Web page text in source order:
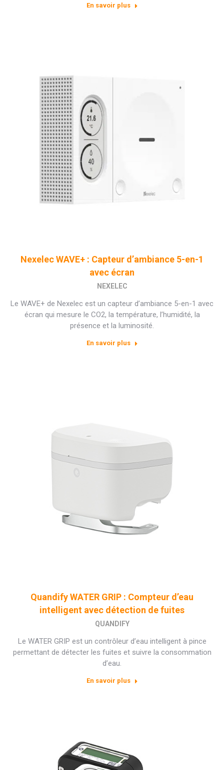
En savoir plus
Nexelec WAVE+ : Capteur d’ambiance 5-en-1
avec écran
NEXELEC
Le WAVE+ de Nexelec est un capteur d’ambiance 5-en-1 avec
écran qui mesure le CO2, la température, l’humidité, la
présence et la luminosité.
En savoir plus
Quandify WATER GRIP : Compteur d’eau
intelligent avec détection de fuites
QUANDIFY
Le WATER GRIP est un contrôleur d’eau intelligent à pince
permettant de détecter les fuites et suivre la consommation
d’eau.
En savoir plus